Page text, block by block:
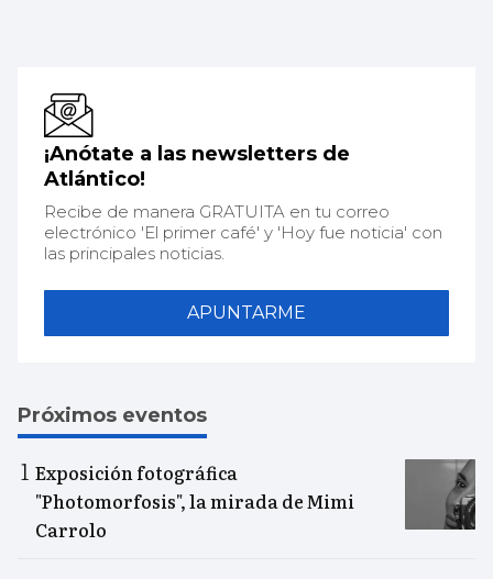
¡Anótate a las newsletters de
Atlántico!
Recibe de manera GRATUITA en tu correo
electrónico 'El primer café' y 'Hoy fue noticia' con
las principales noticias.
APUNTARME
Próximos eventos
Exposición fotográfica
"Photomorfosis", la mirada de Mimi
Carrolo